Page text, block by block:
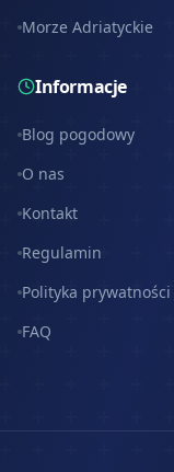
Morze Adriatyckie
Informacje
Blog pogodowy
O nas
Kontakt
Regulamin
Polityka prywatności
FAQ